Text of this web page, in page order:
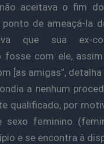
aceitava o fim
de ameaçá-la
que sua ex-
fosse com ele,
[as amigas”, detalha
a nenhum
qualificado, por
sexo feminino
e se encontra à